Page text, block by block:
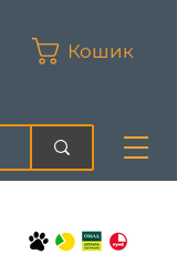
Кошик